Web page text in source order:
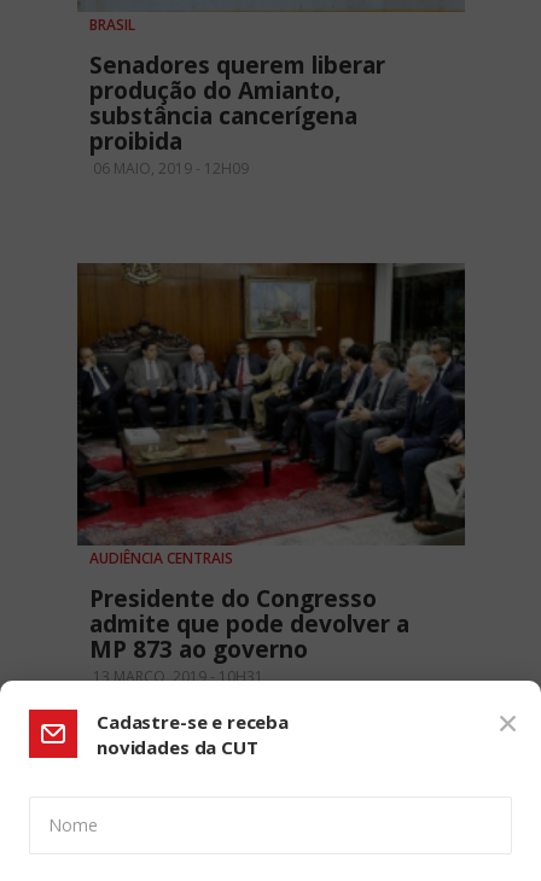
BRASIL
Senadores querem liberar
produção do Amianto,
substância cancerígena
proibida
06 MAIO, 2019 - 12H09
AUDIÊNCIA CENTRAIS
Presidente do Congresso
admite que pode devolver a
MP 873 ao governo
13 MARÇO, 2019 - 10H31
Cadastre-se e receba
novidades da CUT
Nome